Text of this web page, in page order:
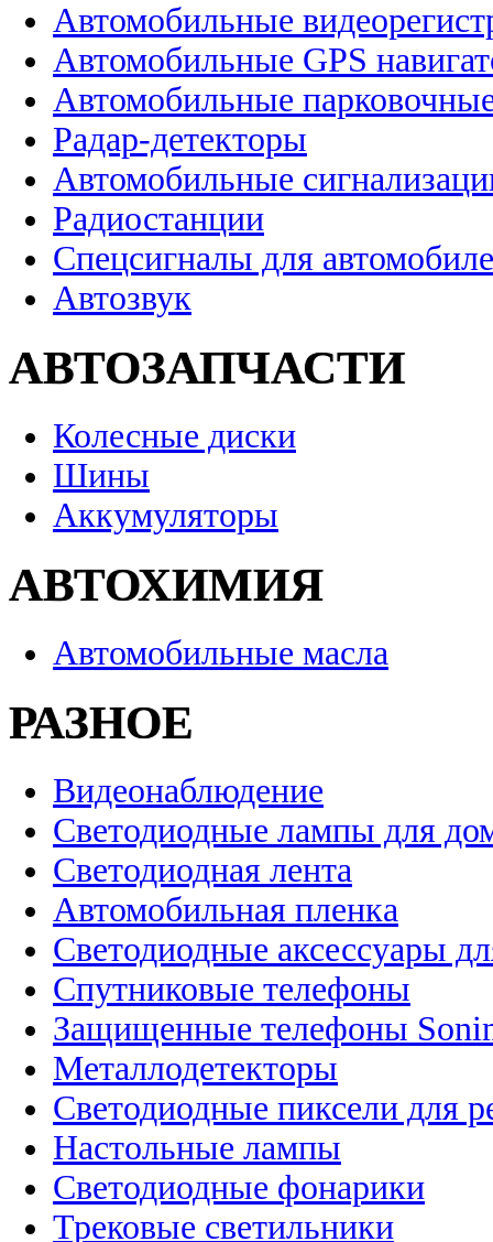
Автомобильные
Автомобильные GPS
Автомобильные
Радар-детекторы
Автомобильные
Радиостанции
Спецсигналы для
Автозвук
АВТОЗАПЧАСТИ
Колесные диски
Шины
Аккумуляторы
АВТОХИМИЯ
Автомобильные масла
РАЗНОЕ
Видеонаблюдение
Светодиодные лампы для
Светодиодная лента
Автомобильная пленка
Светодиодные аксессуары
Спутниковые телефоны
Защищенные телефоны
Металлодетекторы
Светодиодные пиксели для
Настольные лампы
Светодиодные фонарики
Трековые светильники